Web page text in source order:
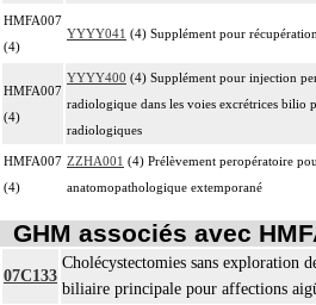
HMFA007
(4)
YYYY041 (4) Supplément pour
HMFA007
(4)
YYYY400 (4) Supplément pour injection
radiologique dans les voies excrétrices bilio
radiologiques
HMFA007
(4)
ZZHA001 (4) Prélèvement peropératoire
anatomopathologique extemporané
GHM associés avec
07C133
Cholécystectomies sans exploration
biliaire principale pour affections